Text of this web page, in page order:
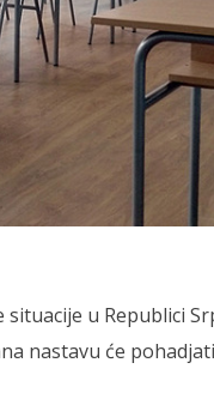
u Republici
nastavu će